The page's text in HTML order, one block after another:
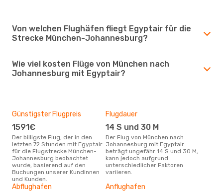
Von welchen Flughäfen fliegt Egyptair für die
Strecke München-Johannesburg?
Wie viel kosten Flüge von München nach
Johannesburg mit Egyptair?
Günstigster Flugpreis
1591€
Der billigste Flug, der in den
letzten 72 Stunden mit Egyptair
für die Flugstrecke München-
Johannesburg beobachtet
wurde, basierend auf den
Buchungen unserer Kundinnen
und Kunden.
Flugdauer
14 S und 30 M
Der Flug von München nach
Johannesburg mit Egyptair
beträgt ungefähr 14 S und 30 M,
kann jedoch aufgrund
unterschiedlicher Faktoren
variieren.
Abflughafen Anflughafen